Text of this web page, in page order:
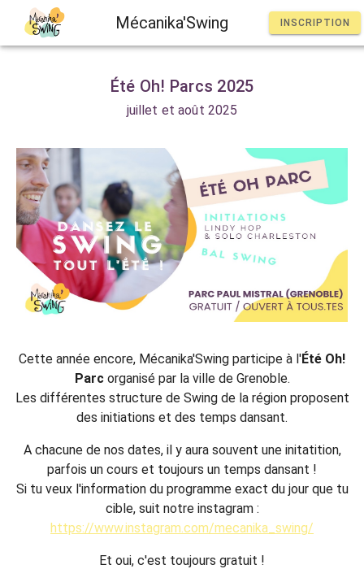
Mécanika'Swing INSCRIPTION
Été Oh! Parcs 2025
juillet et août 2025
Cette année encore, Mécanika'Swing participe à l'Été Oh!
Parcorganisé par la ville de Grenoble.
Les différentes structure de Swing de la région proposent
des initiations et des temps dansant.
A chacune de nos dates, il y aura souvent une initatition,
parfois un cours et toujours un temps dansant !
Si tu veux l'information du programme exact du jour que tu
cible, suit notre instagram :
https://www.instagram.com/mecanika_swing/
Et oui, c'est toujours gratuit !